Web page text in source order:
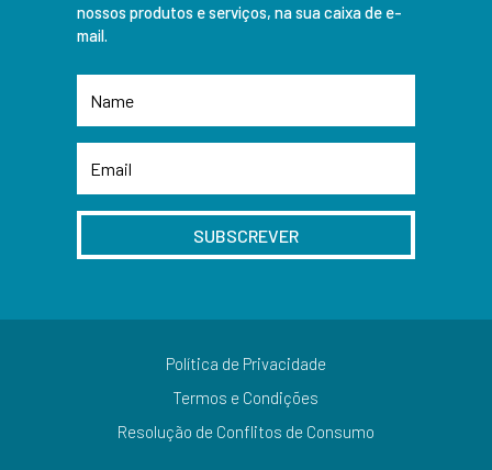
nossos produtos e serviços, na sua caixa de e-
mail.
SUBSCREVER
Política de Privacidade
Termos e Condições
Resolução de Conflitos de Consumo